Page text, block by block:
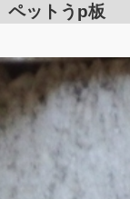
ペットうp板